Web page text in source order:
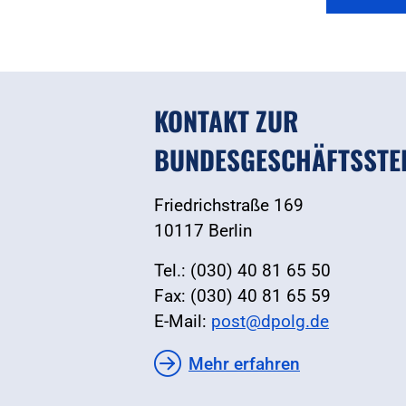
KONTAKT ZUR
Friedrichstraße 169
10117 Berlin
Tel.: (030) 40 81 65 50
Fax: (030) 40 81 65 59
E-Mail: post@dpolg.de
Mehr erfahren